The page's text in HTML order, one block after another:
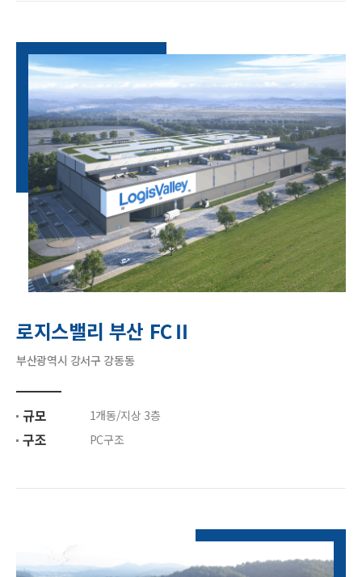
로지스밸리 부산 FCⅡ
부산광역시 강서구 강동동
규모 1개동/지상 3층
구조 PC구조